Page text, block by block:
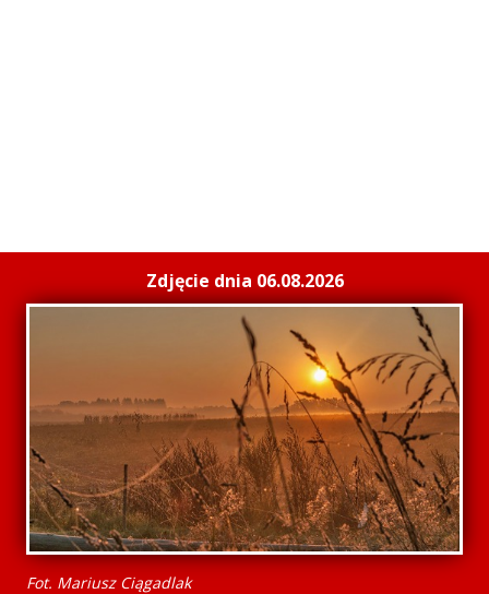
Zdjęcie dnia 06.08.2026
Fot. Mariusz Ciągadlak